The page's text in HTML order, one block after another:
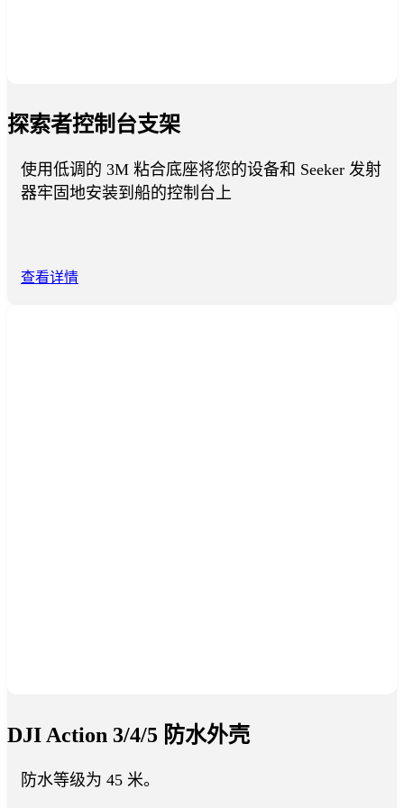
探索者控制台支架
使用低调的 3M 粘合底座将您的设备和 Seeker 发射
器牢固地安装到船的控制台上
查看详情
DJI Action 3/4/5 防水外壳
防水等级为 45 米。